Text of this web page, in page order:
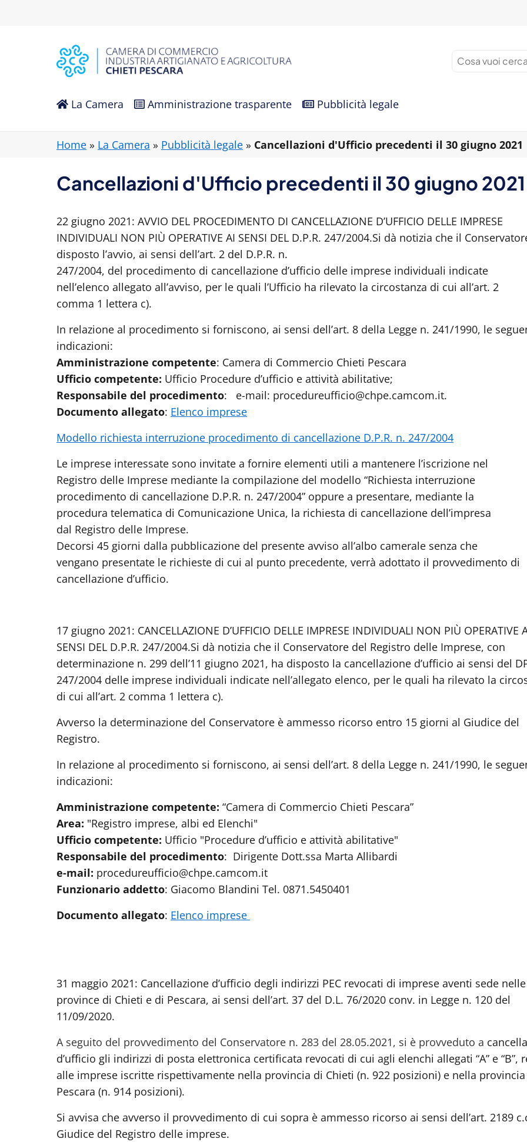
La Camera Amministrazione trasparente Pubblicità legale
Home » La Camera » Pubblicità legale » Cancellazioni d'Ufficio precedenti il 30 giugno 2021
Cancellazioni d'Ufficio precedenti il 30 giugno 2021
22 giugno 2021: AVVIO DEL PROCEDIMENTO DI CANCELLAZIONE D’UFFICIO DELLE IMPRESE
INDIVIDUALI NON PIÙ OPERATIVE AI SENSI DEL D.P.R. 247/2004.Si dà notizia che il
disposto l’avvio, ai sensi dell’art. 2 del D.P.R. n.
247/2004, del procedimento di cancellazione d’ufficio delle imprese individuali indicate
nell’elenco allegato all’avviso, per le quali l’Ufficio ha rilevato la circostanza di cui all’art. 2
comma 1 lettera c).
In relazione al procedimento si forniscono, ai sensi dell’art. 8 della Legge n. 241/1990, le
indicazioni:
Amministrazione competente: Camera di Commercio Chieti Pescara
Ufficio competente: Ufficio Procedure d’ufficio e attività abilitative;
Responsabile del procedimento: e-mail: procedureufficio@chpe.camcom.it.
Documento allegato: Elenco imprese
Modello richiesta interruzione procedimento di cancellazione D.P.R. n. 247/2004
Le imprese interessate sono invitate a fornire elementi utili a mantenere l’iscrizione nel
Registro delle Imprese mediante la compilazione del modello “Richiesta interruzione
procedimento di cancellazione D.P.R. n. 247/2004” oppure a presentare, mediante la
procedura telematica di Comunicazione Unica, la richiesta di cancellazione dell’impresa
dal Registro delle Imprese.
Decorsi 45 giorni dalla pubblicazione del presente avviso all’albo camerale senza che
vengano presentate le richieste di cui al punto precedente, verrà adottato il provvedimento di
cancellazione d’ufficio.
17 giugno 2021: CANCELLAZIONE D’UFFICIO DELLE IMPRESE INDIVIDUALI NON PIÙ OPERATIVE
SENSI DEL D.P.R. 247/2004.Si dà notizia che il Conservatore del Registro delle Imprese, con
determinazione n. 299 dell’11 giugno 2021, ha disposto la cancellazione d’ufficio ai sensi del
247/2004 delle imprese individuali indicate nell’allegato elenco, per le quali ha rilevato la
di cui all’art. 2 comma 1 lettera c).
Avverso la determinazione del Conservatore è ammesso ricorso entro 15 giorni al Giudice del
Registro.
In relazione al procedimento si forniscono, ai sensi dell’art. 8 della Legge n. 241/1990, le
indicazioni:
Amministrazione competente: “Camera di Commercio Chieti Pescara”
Area: "Registro imprese, albi ed Elenchi"
Ufficio competente: Ufficio "Procedure d’ufficio e attività abilitative"
Responsabile del procedimento: Dirigente Dott.ssa Marta Allibardi
e-mail: procedureufficio@chpe.camcom.it
Funzionario addetto: Giacomo Blandini Tel. 0871.5450401
Documento allegato: Elenco imprese
31 maggio 2021: Cancellazione d’ufficio degli indirizzi PEC revocati di imprese aventi sede nelle
province di Chieti e di Pescara, ai sensi dell’art. 37 del D.L. 76/2020 conv. in Legge n. 120 del
11/09/2020.
A seguito del provvedimento del Conservatore n. 283 del 28.05.2021, si è provveduto a
d’ufficio gli indirizzi di posta elettronica certificata revocati di cui agli elenchi allegati “A” e “B”,
alle imprese iscritte rispettivamente nella provincia di Chieti (n. 922 posizioni) e nella
Pescara (n. 914 posizioni).
Si avvisa che avverso il provvedimento di cui sopra è ammesso ricorso ai sensi dell’art. 2189
Giudice del Registro delle imprese.